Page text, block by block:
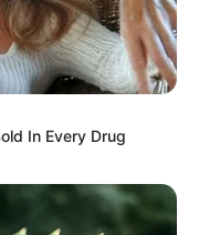
In Every Drug